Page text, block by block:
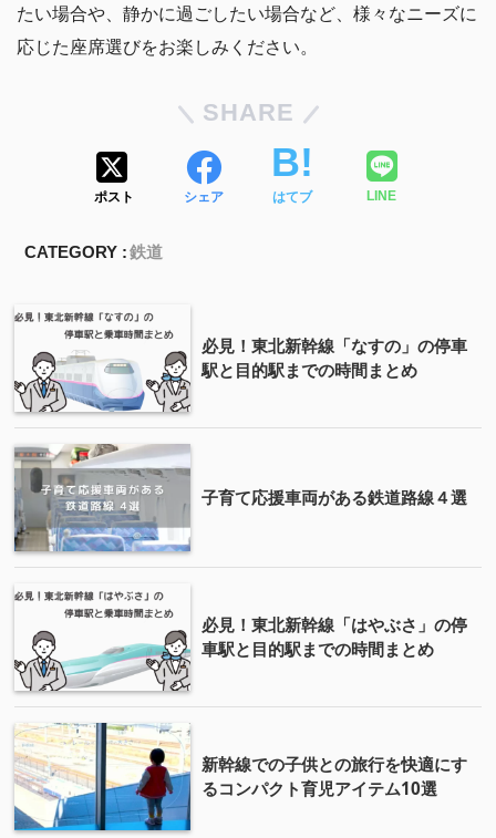
たい場合や、静かに過ごしたい場合など、様々なニーズに
応じた座席選びをお楽しみください。
SHARE
ポスト シェア はてブ LINE
CATEGORY :鉄道
必見！東北新幹線「なすの」の停車
駅と目的駅までの時間まとめ
子育て応援車両がある鉄道路線４選
必見！東北新幹線「はやぶさ」の停
車駅と目的駅までの時間まとめ
新幹線での子供との旅行を快適にす
るコンパクト育児アイテム10選